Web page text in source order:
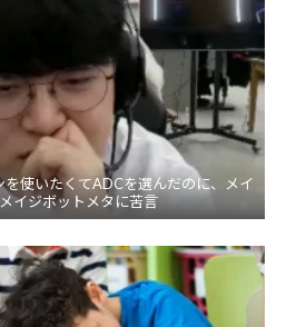
使いたくてADCを選んだのに、メイ
イジボットメタに苦言